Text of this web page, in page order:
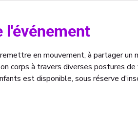
l'événement
en mouvement, à partager un
corps à travers diverses postures
est disponible, sous réserve